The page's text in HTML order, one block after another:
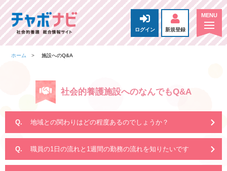
ログイン 新規登録
ホーム 施設へのQ&A
社会的養護施設へのなんでもQ&A
地域との関わりはどの程度あるのでしょうか？
職員の1日の流れと1週間の勤務の流れを知りたいです